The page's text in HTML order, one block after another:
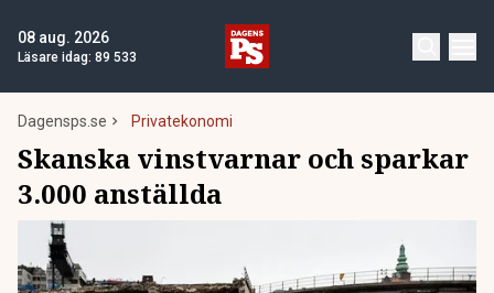
08 aug. 2026
Läsare idag: 89 533
Dagensps.se Privatekonomi
Skanska vinstvarnar och sparkar
3.000 anställda